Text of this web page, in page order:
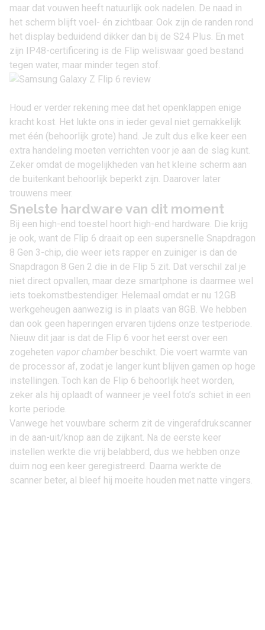
maar dat vouwen heeft natuurlijk ook nadelen. De naad in
het scherm blijft voel- én zichtbaar. Ook zijn de randen rond
het display beduidend dikker dan bij de S24 Plus. En met
zijn IP48-certificering is de Flip weliswaar goed bestand
tegen water, maar minder tegen stof.
Houd er verder rekening mee dat het openklappen enige
kracht kost. Het lukte ons in ieder geval niet gemakkelijk
met één (behoorlijk grote) hand. Je zult dus elke keer een
extra handeling moeten verrichten voor je aan de slag kunt.
Zeker omdat de mogelijkheden van het kleine scherm aan
de buitenkant behoorlijk beperkt zijn. Daarover later
trouwens meer.
Snelste hardware van dit moment
Bij een high-end toestel hoort high-end hardware. Die krijg
je ook, want de Flip 6 draait op een supersnelle Snapdragon
8 Gen 3-chip, die weer iets rapper en zuiniger is dan de
Snapdragon 8 Gen 2 die in de Flip 5 zit. Dat verschil zal je
niet direct opvallen, maar deze smartphone is daarmee wel
iets toekomstbestendiger. Helemaal omdat er nu 12GB
werkgeheugen aanwezig is in plaats van 8GB. We hebben
dan ook geen haperingen ervaren tijdens onze testperiode.
Nieuw dit jaar is dat de Flip 6 voor het eerst over een
zogeheten vapor chamber beschikt. Die voert warmte van
de processor af, zodat je langer kunt blijven gamen op hoge
instellingen. Toch kan de Flip 6 behoorlijk heet worden,
zeker als hij oplaadt of wanneer je veel foto’s schiet in een
korte periode.
Vanwege het vouwbare scherm zit de vingerafdrukscanner
in de aan-uit/knop aan de zijkant. Na de eerste keer
instellen werkte die vrij belabberd, dus we hebben onze
duim nog een keer geregistreerd. Daarna werkte de
scanner beter, al bleef hij moeite houden met natte vingers.